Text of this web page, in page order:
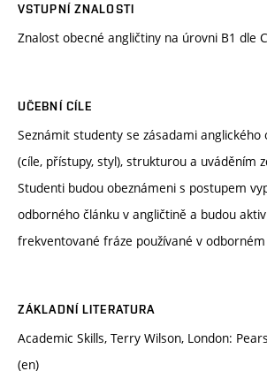
VSTUPNÍ ZNALOSTI
Znalost obecné angličtiny na úrovni B1 dle
UČEBNÍ CÍLE
Seznámit studenty se zásadami
(cíle, přístupy, styl), strukturou a uváděním
Studenti budou obeznámeni s postupem
odborného článku v angličtině a budou
frekventované fráze používané v
ZÁKLADNÍ LITERATURA
Academic Skills, Terry Wilson, London:
(en)